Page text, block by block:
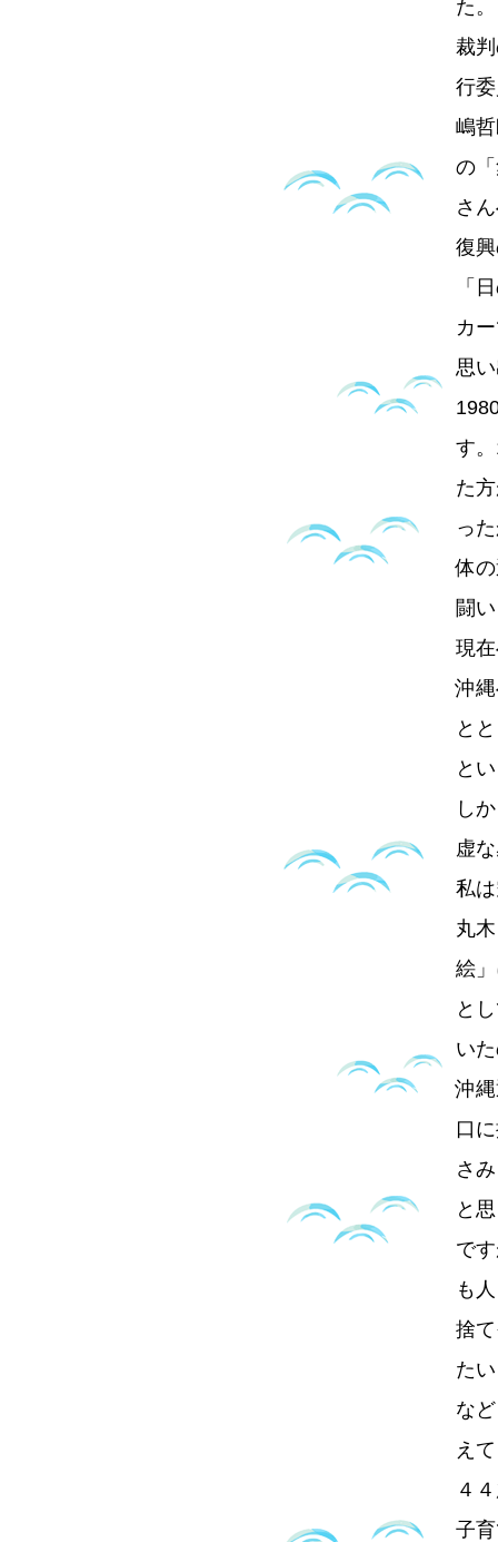
た。
裁
行
嶋
の
さ
復
「
カ
思
す
た
っ
体
闘
現
沖
と
と
し
虚
私
丸
絵
と
い
沖
口
さ
と
で
も
捨
た
な
え
４
子